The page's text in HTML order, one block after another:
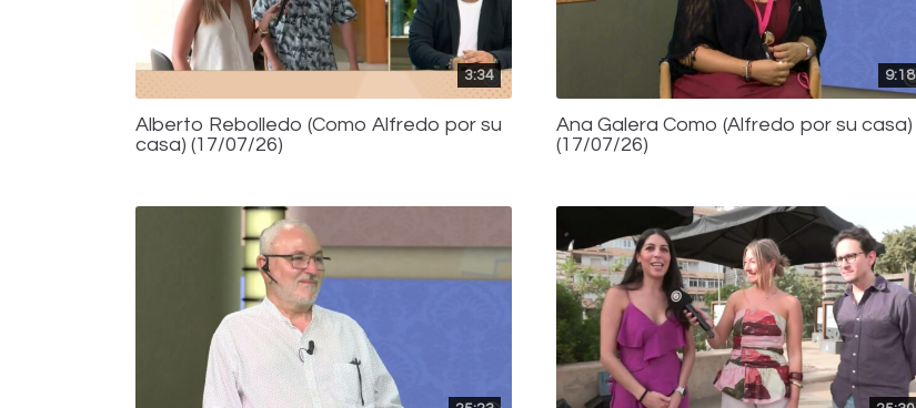
3:34
Alberto Rebolledo (Como Alfredo por su
casa) (17/07/26)
9:18
Ana Galera Como (Alfredo por su casa)
(17/07/26)